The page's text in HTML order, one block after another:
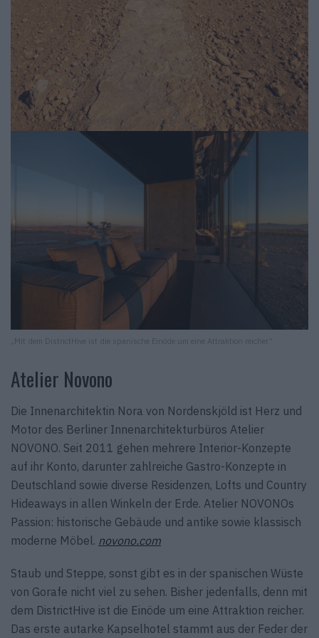
„Mit dem DistrictHive ist die spanische Einöde um eine Attraktion reicher.“
Atelier Novono
Die Innenarchitektin Nora von Nordenskjöld ist Herz und
Motor des Berliner Innenarchitekturbüros Atelier
NOVONO. Seit 2011 gehen mehrere Interior-Konzepte
auf ihr Konto, darunter zahlreiche Gastro-Konzepte in
Deutschland sowie diverse Residenzen, Lofts und Country
Hideaways in allen Winkeln der Erde. Atelier NOVONOs
Passion: historische Gebäude und antike sowie klassisch
moderne Möbel. novono.com
Staub und Steppe, sonst gibt es in der spanischen Wüste
von Gorafe nicht viel zu sehen. Bisher jedenfalls, denn mit
dem DistrictHive ist die Einöde um eine Attraktion reicher.
Das erste autarke Kapselhotel stammt aus der Feder der